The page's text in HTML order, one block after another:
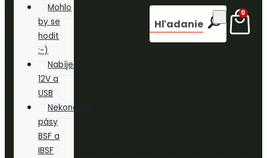
Mohlo
by se
hodit
:-)
Nabíječky
12V a
USB
Nekonečné
pásy
BSF a
IBSF
Hľadanie
0